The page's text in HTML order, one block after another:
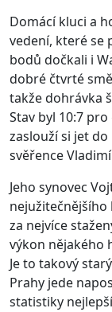
Domácí kluci a
vedení, které se
bodů dočkali i
dobré čtvrté
takže dohrávka
Stav byl 10:7
zaslouží si jet do
svěřence
Jeho synovec
nejužitečnějšího
za nejvíce
výkon nějakého
Je to takový
Prahy jede
statistiky